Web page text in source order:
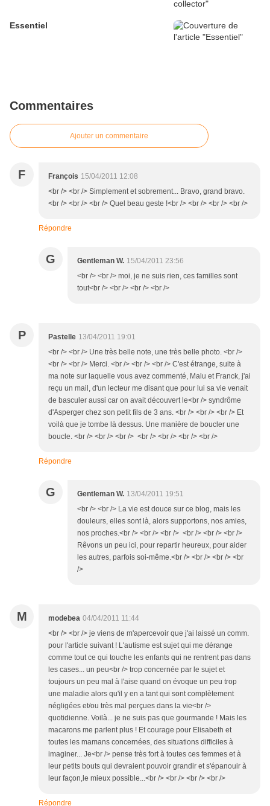
Essentiel
Commentaires
Ajouter un commentaire
F François 15/04/2011 12:08
<br /> <br /> Simplement et sobrement... Bravo, grand bravo.
<br /> <br /> <br /> Quel beau geste !<br /> <br /> <br /> <br />
Répondre
G Gentleman W. 15/04/2011 23:56
<br /> <br /> moi, je ne suis rien, ces familles sont
tout<br /> <br /> <br /> <br />
P Pastelle 13/04/2011 19:01
<br /> <br /> Une très belle note, une très belle photo. <br />
<br /> <br /> Merci. <br /> <br /> <br /> C'est étrange, suite à
ma note sur laquelle vous avez commenté, Malu et Franck, j'ai
reçu un mail, d'un lecteur me disant que pour lui sa vie venait
de basculer aussi car on avait découvert le<br /> syndrôme
d'Asperger chez son petit fils de 3 ans. <br /> <br /> <br /> Et
voilà que je tombe là dessus. Une manière de boucler une
boucle. <br /> <br /> <br /> <br /> <br /> <br /> <br />
Répondre
G Gentleman W. 13/04/2011 19:51
<br /> <br /> La vie est douce sur ce blog, mais les
douleurs, elles sont là, alors supportons, nos amies,
nos proches.<br /> <br /> <br /> <br /> <br /> <br />
Rêvons un peu ici, pour repartir heureux, pour aider
les autres, parfois soi-même.<br /> <br /> <br /> <br
/>
M modebea 04/04/2011 11:44
<br /> <br /> je viens de m'apercevoir que j'ai laissé un comm.
pour l'article suivant ! L'autisme est sujet qui me dérange
comme tout ce qui touche les enfants qui ne rentrent pas dans
les cases... un peu<br /> trop concernée par le sujet et
toujours un peu mal à l'aise quand on évoque un peu trop
une maladie alors qu'il y en a tant qui sont complètement
négligées et/ou très mal perçues dans la vie<br />
quotidienne. Voilà... je ne suis pas que gourmande ! Mais les
macarons me parlent plus ! Et courage pour Elisabeth et
toutes les mamans concernées, des situations difficiles à
imaginer... Je<br /> pense très fort à toutes ces femmes et à
leur petits bouts qui devraient pouvoir grandir et s'épanouir à
leur façon,le mieux possible...<br /> <br /> <br /> <br />
Répondre